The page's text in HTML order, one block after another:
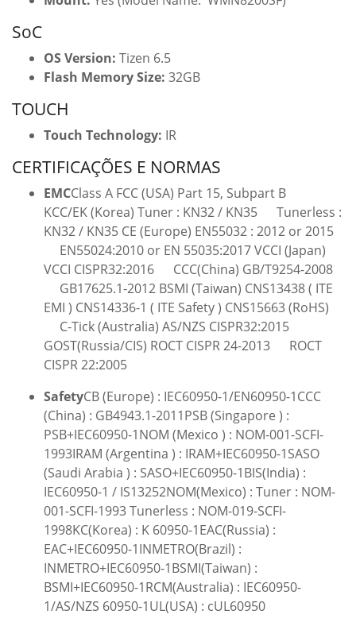
SoC
OS Version: Tizen 6.5
Flash Memory Size: 32GB
TOUCH
Touch Technology: IR
CERTIFICAÇÕES E NORMAS
EMCClass A FCC (USA) Part 15, Subpart B
KCC/EK (Korea) Tuner : KN32 / KN35 Tunerless :
KN32 / KN35 CE (Europe) EN55032 : 2012 or 2015
EN55024:2010 or EN 55035:2017 VCCI (Japan)
VCCI CISPR32:2016 CCC(China) GB/T9254-2008
GB17625.1-2012 BSMI (Taiwan) CNS13438 ( ITE
EMI ) CNS14336-1 ( ITE Safety ) CNS15663 (RoHS)
C-Tick (Australia) AS/NZS CISPR32:2015
GOST(Russia/CIS) ROCT CISPR 24-2013 ROCT
CISPR 22:2005
SafetyCB (Europe) : IEC60950-1/EN60950-1CCC
(China) : GB4943.1-2011PSB (Singapore ) :
PSB+IEC60950-1NOM (Mexico ) : NOM-001-SCFI-
1993IRAM (Argentina ) : IRAM+IEC60950-1SASO
(Saudi Arabia ) : SASO+IEC60950-1BIS(India) :
IEC60950-1 / IS13252NOM(Mexico) : Tuner : NOM-
001-SCFI-1993 Tunerless : NOM-019-SCFI-
1998KC(Korea) : K 60950-1EAC(Russia) :
EAC+IEC60950-1INMETRO(Brazil) :
INMETRO+IEC60950-1BSMI(Taiwan) :
BSMI+IEC60950-1RCM(Australia) : IEC60950-
1/AS/NZS 60950-1UL(USA) : cUL60950